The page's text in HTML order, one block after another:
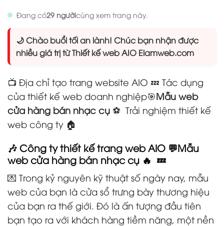
Đang có29 ngườicùng xem trang này.
🌙 Chào buổi tối an lành! Chúc bạn nhận được
nhiều giá trị từ Thiết kế web AIO Elamweb.com
📺 Địa chỉ tạo trang website AIO 💤 Tác dụng
của thiết kế web doanh nghiệp🎯Mẫu web
cửa hàng bán nhạc cụ ⚽ Trải nghiệm thiết kế
web công ty 🏠
🎶 Công ty thiết kế trang web AIO 💬Mẫu
web cửa hàng bán nhạc cụ 🔥 💤
💌 Trong kỷ nguyên kỹ thuật số ngày nay, mẫu
web của bạn là cửa sổ trưng bày thương hiệu
của bạn ra thế giới. Đó là ấn tượng đầu tiên
bạn tạo ra với khách hàng tiềm năng, một nền